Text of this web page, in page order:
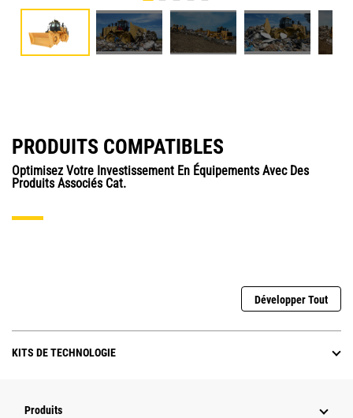
PRODUITS COMPATIBLES
Optimisez Votre Investissement En Équipements Avec Des
Produits Associés Cat.
Développer Tout
KITS DE TECHNOLOGIE
Produits